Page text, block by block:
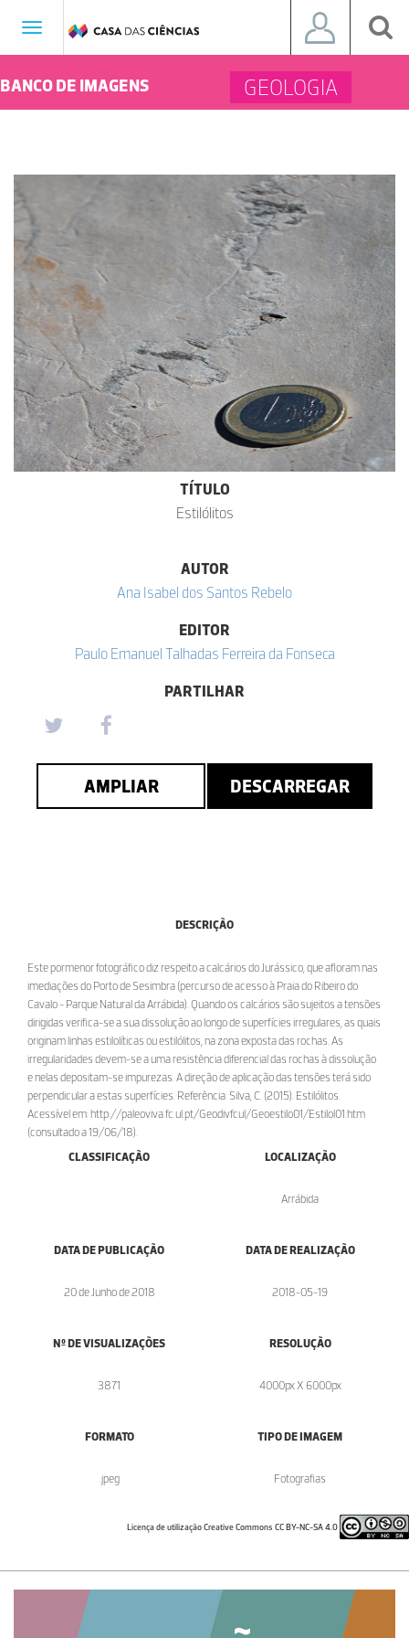
Toggle
BANCO DE IMAGENS GEOLOGIA
TÍTULO
Estilólitos
AUTOR
Ana Isabel dos Santos Rebelo
EDITOR
Paulo Emanuel Talhadas Ferreira da Fonseca
PARTILHAR
AMPLIAR DESCARREGAR
DESCRIÇÃO
Este pormenor fotográfico diz respeito a calcários do Jurássico, que afloram nas
imediações do Porto de Sesimbra (percurso de acesso à Praia do Ribeiro do
Cavalo - Parque Natural da Arrábida). Quando os calcários são sujeitos a tensões
dirigidas verifica-se a sua dissolução ao longo de superfícies irregulares, as quais
originam linhas estilolíticas ou estilólitos, na zona exposta das rochas. As
irregularidades devem-se a uma resistência diferencial das rochas à dissolução
e nelas depositam-se impurezas. A direção de aplicação das tensões terá sido
perpendicular a estas superfícies. Referência: Silva, C. (2015). Estilólitos.
Acessível em: http://paleoviva.fc.ul.pt/Geodivfcul/Geoestilo01/Estilol01.htm
(consultado a 19/06/18).
CLASSIFICAÇÃO
LOCALIZAÇÃO
Arrábida
DATA DE PUBLICAÇÃO
20 de Junho de 2018
DATA DE REALIZAÇÃO
2018-05-19
Nº DE VISUALIZAÇÕES
3871
RESOLUÇÃO
4000px X 6000px
FORMATO
.jpeg
TIPO DE IMAGEM
Fotografias
Licença de utilização Creative Commons CC BY-NC-SA 4.0